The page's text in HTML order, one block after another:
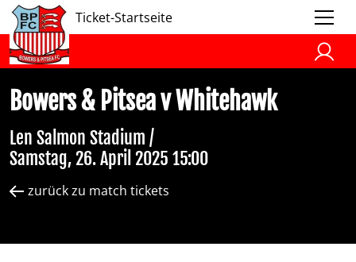
Ticket-Startseite
Bowers & Pitsea v Whitehawk
Len Salmon Stadium /
Samstag, 26. April 2025 15:00
zurück zu match tickets